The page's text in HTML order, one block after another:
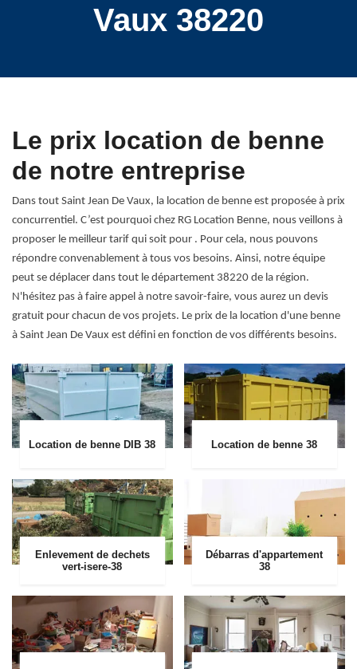
Vaux 38220
Le prix location de benne
de notre entreprise
Dans tout Saint Jean De Vaux, la location de benne est proposée à prix
concurrentiel. C’est pourquoi chez RG Location Benne, nous veillons à
proposer le meilleur tarif qui soit pour . Pour cela, nous pouvons
répondre convenablement à tous vos besoins. Ainsi, notre équipe
peut se déplacer dans tout le département 38220 de la région.
N'hésitez pas à faire appel à notre savoir-faire, vous aurez un devis
gratuit pour chacun de vos projets. Le prix de la location d'une benne
à Saint Jean De Vaux est défini en fonction de vos différents besoins.
Location de benne DIB 38 Location de benne 38
Enlevement de dechets
vert-isere-38
Débarras d'appartement
38